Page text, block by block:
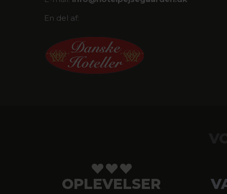
En del af:
OPLEVELSER